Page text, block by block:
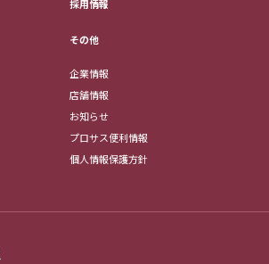
採用情報
その他
企業情報
店舗情報
お知らせ
プロサス便利情報
個人情報保護方針